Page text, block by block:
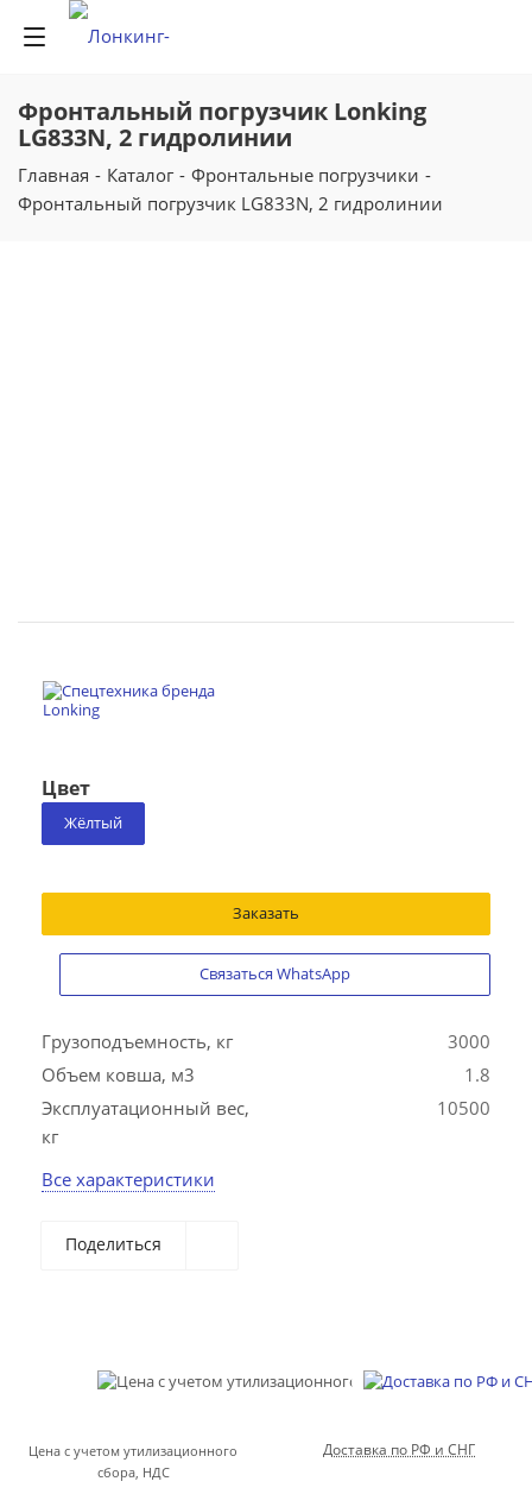
Фронтальный погрузчик Lonking
LG833N, 2 гидролинии
Главная - Каталог - Фронтальные погрузчики -
Фронтальный погрузчик LG833N, 2 гидролинии
Цвет
Жёлтый
Заказать
Связаться WhatsApp
Грузоподъемность, кг
3000
Объем ковша, м3
1.8
Эксплуатационный вес,
кг
10500
Все характеристики
Поделиться
Цена с учетом утилизационного
сбора, НДС
Доставка по РФ и СНГ